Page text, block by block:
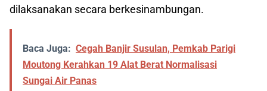
dilaksanakan secara berkesinambungan.
Baca Juga: Cegah Banjir Susulan, Pemkab Parigi
Moutong Kerahkan 19 Alat Berat Normalisasi
Sungai Air Panas